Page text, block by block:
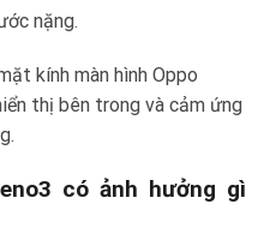
nặng.
kính màn hình Oppo
thị bên trong và cảm ứng
có ảnh hưởng gì